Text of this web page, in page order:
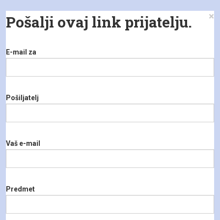
Pošalji ovaj link prijatelju. ×
E-mail za
Pošiljatelj
Vaš e-mail
Predmet